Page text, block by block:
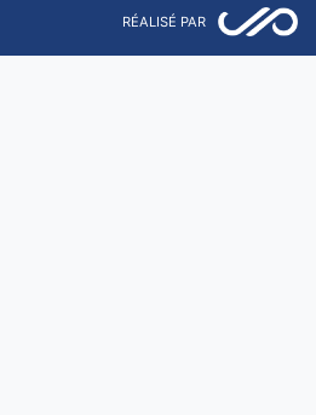
RÉALISÉ PAR